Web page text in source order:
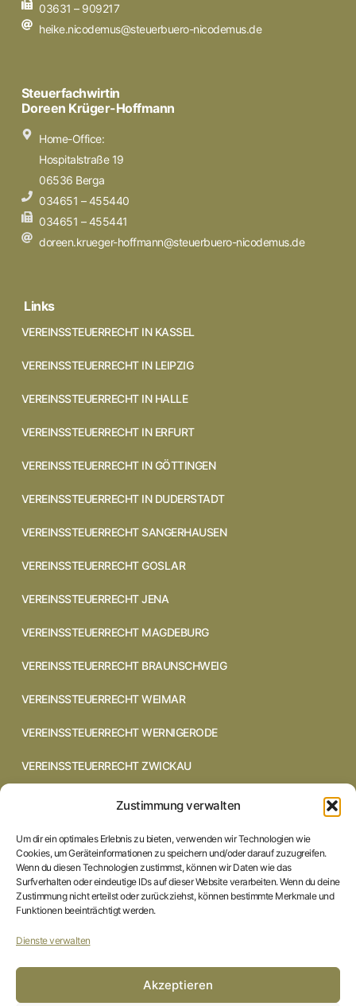
Zustimmung verwalten
Um dir ein optimales Erlebnis zu bieten, verwenden wir Technologien wie
Cookies, um Geräteinformationen zu speichern und/oder darauf zuzugreifen.
Wenn du diesen Technologien zustimmst, können wir Daten wie das
Surfverhalten oder eindeutige IDs auf dieser Website verarbeiten. Wenn du deine
Zustimmung nicht erteilst oder zurückziehst, können bestimmte Merkmale und
Funktionen beeinträchtigt werden.
Dienste verwalten
Akzeptieren
03631 – 909217
heike.nicodemus@steuerbuero-nicodemus.de
Steuerfachwirtin
Doreen Krüger-Hoffmann
Home-Office:
Hospitalstraße 19
06536 Berga
034651 – 455440
034651 – 455441
doreen.krueger-hoffmann@steuerbuero-nicodemus.de
Links
VEREINSSTEUERRECHT IN KASSEL
VEREINSSTEUERRECHT IN LEIPZIG
VEREINSSTEUERRECHT IN HALLE
VEREINSSTEUERRECHT IN ERFURT
VEREINSSTEUERRECHT IN GÖTTINGEN
VEREINSSTEUERRECHT IN DUDERSTADT
VEREINSSTEUERRECHT SANGERHAUSEN
VEREINSSTEUERRECHT GOSLAR
VEREINSSTEUERRECHT JENA
VEREINSSTEUERRECHT MAGDEBURG
VEREINSSTEUERRECHT BRAUNSCHWEIG
VEREINSSTEUERRECHT WEIMAR
VEREINSSTEUERRECHT WERNIGERODE
VEREINSSTEUERRECHT ZWICKAU
VEREINSSTEUERRECHT CHEMNITZ
VEREINSSTEUERRECHT DRESDEN
VEREINSSTEUERRECHT COTTBUS
VEREINSSTEUERRECHT IN BRAUNSCHWEIG
STARTSEITE